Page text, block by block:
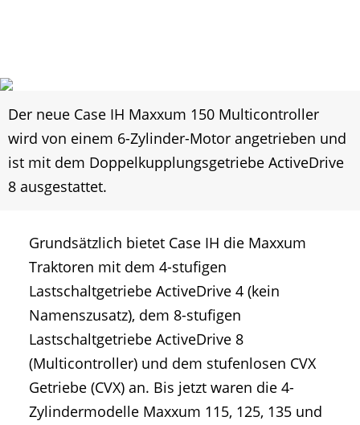
Der neue Case IH Maxxum 150 Multicontroller
wird von einem 6-Zylinder-Motor angetrieben und
ist mit dem Doppelkupplungsgetriebe ActiveDrive
8 ausgestattet.
Grundsätzlich bietet Case IH die Maxxum
Traktoren mit dem 4-stufigen
Lastschaltgetriebe ActiveDrive 4 (kein
Namenszusatz), dem 8-stufigen
Lastschaltgetriebe ActiveDrive 8
(Multicontroller) und dem stufenlosen CVX
Getriebe (CVX) an. Bis jetzt waren die 4-
Zylindermodelle Maxxum 115, 125, 135 und